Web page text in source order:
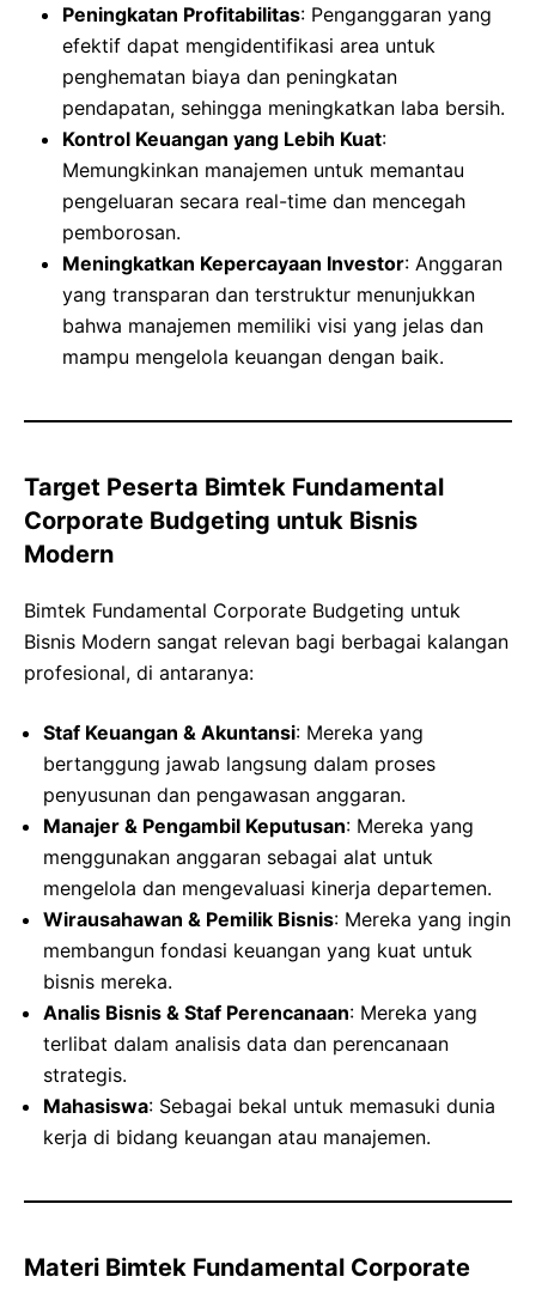
Peningkatan Profitabilitas: Penganggaran yang
efektif dapat mengidentifikasi area untuk
penghematan biaya dan peningkatan
pendapatan, sehingga meningkatkan laba bersih.
Kontrol Keuangan yang Lebih Kuat:
Memungkinkan manajemen untuk memantau
pengeluaran secara real-time dan mencegah
pemborosan.
Meningkatkan Kepercayaan Investor: Anggaran
yang transparan dan terstruktur menunjukkan
bahwa manajemen memiliki visi yang jelas dan
mampu mengelola keuangan dengan baik.
Target Peserta Bimtek Fundamental
Corporate Budgeting untuk Bisnis
Modern
Bimtek Fundamental Corporate Budgeting untuk
Bisnis Modern sangat relevan bagi berbagai kalangan
profesional, di antaranya:
Staf Keuangan & Akuntansi: Mereka yang
bertanggung jawab langsung dalam proses
penyusunan dan pengawasan anggaran.
Manajer & Pengambil Keputusan: Mereka yang
menggunakan anggaran sebagai alat untuk
mengelola dan mengevaluasi kinerja departemen.
Wirausahawan & Pemilik Bisnis: Mereka yang ingin
membangun fondasi keuangan yang kuat untuk
bisnis mereka.
Analis Bisnis & Staf Perencanaan: Mereka yang
terlibat dalam analisis data dan perencanaan
strategis.
Mahasiswa: Sebagai bekal untuk memasuki dunia
kerja di bidang keuangan atau manajemen.
Materi Bimtek Fundamental Corporate